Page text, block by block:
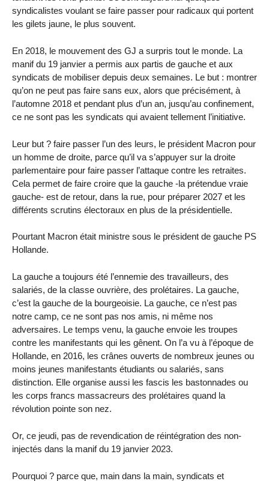
syndicalistes voulant se faire passer pour radicaux qui portent
les gilets jaune, le plus souvent.
En 2018, le mouvement des GJ a surpris tout le monde. La
manif du 19 janvier a permis aux partis de gauche et aux
syndicats de mobiliser depuis deux semaines. Le but : montrer
qu’on ne peut pas faire sans eux, alors que précisément, à
l’automne 2018 et pendant plus d’un an, jusqu’au confinement,
ce ne sont pas les syndicats qui avaient tellement l’initiative.
Leur but ? faire passer l’un des leurs, le président Macron pour
un homme de droite, parce qu’il va s’appuyer sur la droite
parlementaire pour faire passer l’attaque contre les retraites.
Cela permet de faire croire que la gauche -la prétendue vraie
gauche- est de retour, dans la rue, pour préparer 2027 et les
différents scrutins électoraux en plus de la présidentielle.
Pourtant Macron était ministre sous le président de gauche PS
Hollande.
La gauche a toujours été l’ennemie des travailleurs, des
salariés, de la classe ouvrière, des prolétaires. La gauche,
c’est la gauche de la bourgeoisie. La gauche, ce n’est pas
notre camp, ce ne sont pas nos amis, ni même nos
adversaires. Le temps venu, la gauche envoie les troupes
contre les manifestants qui les gênent. On l’a vu à l’époque de
Hollande, en 2016, les crânes ouverts de nombreux jeunes ou
moins jeunes manifestants étudiants ou salariés, sans
distinction. Elle organise aussi les fascis les bastonnades ou
les corps francs massacreurs des prolétaires quand la
révolution pointe son nez.
Or, ce jeudi, pas de revendication de réintégration des non-
injectés dans la manif du 19 janvier 2023.
Pourquoi ? parce que, main dans la main, syndicats et